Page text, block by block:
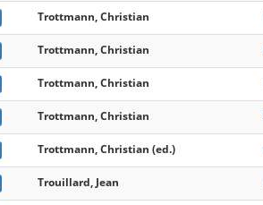
Trottmann, Christian
Trottmann, Christian
Trottmann, Christian
Trottmann, Christian
Trottmann, Christian (ed.)
Trouillard, Jean